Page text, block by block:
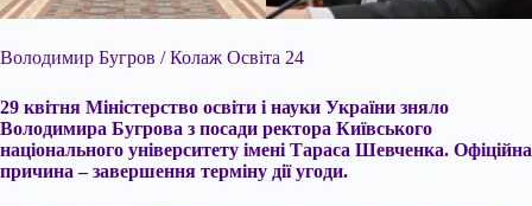
Володимир Бугров / Колаж Освіта 24
29 квітня Міністерство освіти і науки України зняло
Володимира Бугрова з посади ректора Київського
національного університету імені Тараса Шевченка. Офіційна
причина – завершення терміну дії угоди.